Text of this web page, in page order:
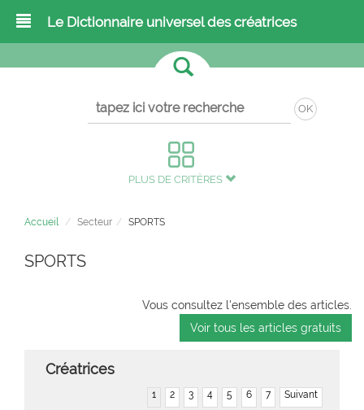
Le Dictionnaire universel des créatrices
OK
PLUS DE CRITÈRES
Accueil Secteur SPORTS
SPORTS
Vous consultez l'ensemble des articles.
Voir tous les articles gratuits
Créatrices
1 2 3 4 5 6 7 Suivant